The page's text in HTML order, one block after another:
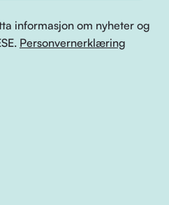
informasjon om nyheter og
Personvernerklæring